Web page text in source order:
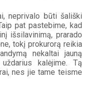
neprivalo būti šališki
pat pastebime, kad
išsilavinimą, prarado
tokį prokurorą reikia
nekaltai jauną
kalėjime. Tą
nes jie tame teisme